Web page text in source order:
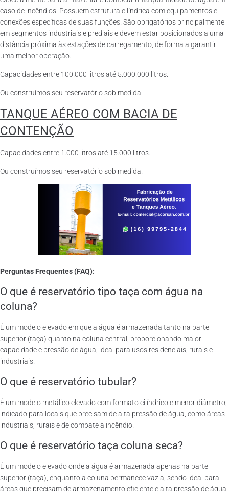
caso de incêndios. Possuem estrutura cilíndrica com equipamentos e
conexões específicas de suas funções. São obrigatórios principalmente
em segmentos industriais e prediais e devem estar posicionados a uma
distância próxima às estações de carregamento, de forma a garantir
uma melhor operação.
Capacidades entre 100.000 litros até 5.000.000 litros.
Ou construímos seu reservatório sob medida.
TANQUE AÉREO COM BACIA DE
CONTENÇÃO
Capacidades entre 1.000 litros até 15.000 litros.
Ou construímos seu reservatório sob medida.
Perguntas Frequentes (FAQ):
O que é reservatório tipo taça com água na
coluna?
É um modelo elevado em que a água é armazenada tanto na parte
superior (taça) quanto na coluna central, proporcionando maior
capacidade e pressão de água, ideal para usos residenciais, rurais e
industriais.
O que é reservatório tubular?
É um modelo metálico elevado com formato cilíndrico e menor diâmetro,
indicado para locais que precisam de alta pressão de água, como áreas
industriais, rurais e de combate a incêndio.
O que é reservatório taça coluna seca?
É um modelo elevado onde a água é armazenada apenas na parte
superior (taça), enquanto a coluna permanece vazia, sendo ideal para
áreas que precisam de armazenamento eficiente e alta pressão de água.